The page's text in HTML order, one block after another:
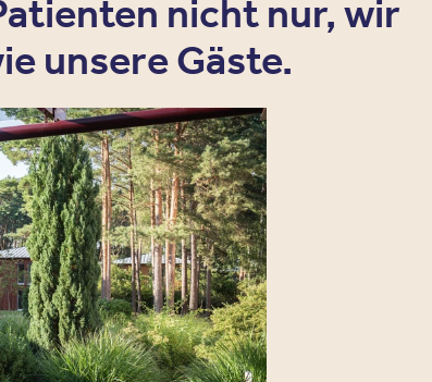
nicht nur, wir
unsere Gäste.